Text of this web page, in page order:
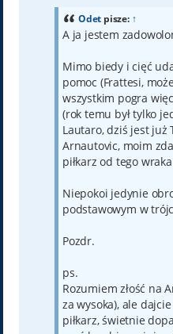
Odet pisze: ↑
A ja jestem
Mimo biedy i cięć
pomoc (Frattesi,
wszystkim pogra
(rok temu był tylko
Lautaro, dziś jest już
Arnautovic, moim
piłkarz od tego
Niepokoi jedynie
podstawowym w
Pozdr.
ps.
Rozumiem złość na
za wysoka), ale
piłkarz, świetnie